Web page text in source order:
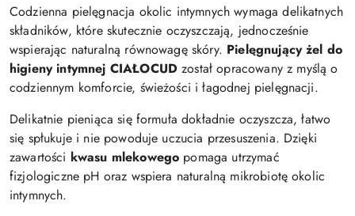
Codzienna pielęgnacja okolic intymnych wymaga delikatnych
składników, które skutecznie oczyszczają, jednocześnie
wspierając naturalną równowagę skóry. Pielęgnujący żel do
higieny intymnej CIAŁOCUD został opracowany z myślą o
codziennym komforcie, świeżości i łagodnej pielęgnacji.
Delikatnie pieniąca się formuła dokładnie oczyszcza, łatwo
się spłukuje i nie powoduje uczucia przesuszenia. Dzięki
zawartości kwasu mlekowego pomaga utrzymać
fizjologiczne pH oraz wspiera naturalną mikrobiotę okolic
intymnych.